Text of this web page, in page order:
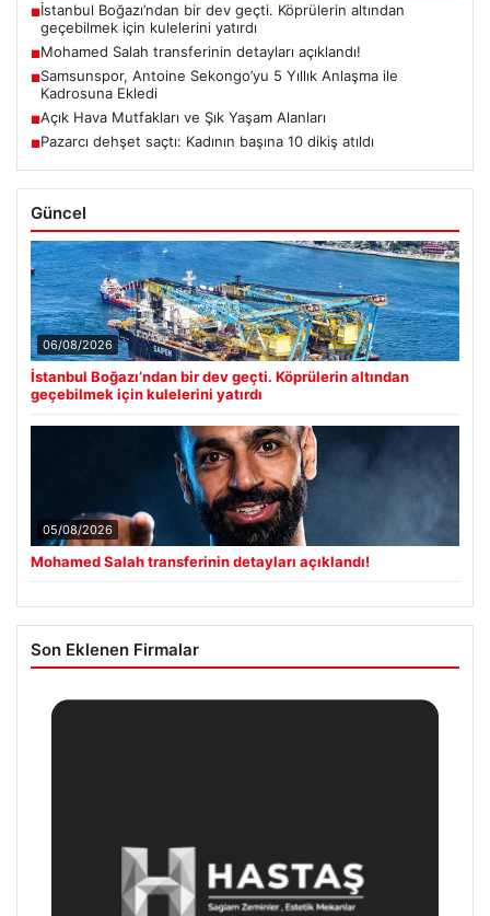
■İstanbul Boğazı’ndan bir dev geçti. Köprülerin altından
geçebilmek için kulelerini yatırdı
■Mohamed Salah transferinin detayları açıklandı!
■Samsunspor, Antoine Sekongo’yu 5 Yıllık Anlaşma ile
Kadrosuna Ekledi
■Açık Hava Mutfakları ve Şık Yaşam Alanları
■Pazarcı dehşet saçtı: Kadının başına 10 dikiş atıldı
Güncel
06/08/2026
İstanbul Boğazı’ndan bir dev geçti. Köprülerin altından
geçebilmek için kulelerini yatırdı
05/08/2026
Mohamed Salah transferinin detayları açıklandı!
Son Eklenen Firmalar